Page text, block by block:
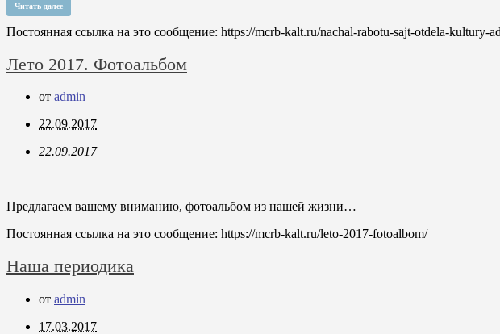
Читать далее
Постоянная ссылка на это сообщение: https://mcrb-kalt.ru/nachal-rabotu-sajt-otdela-kultury-
Лето 2017. Фотоальбом
от admin
22.09.2017
22.09.2017
Предлагаем вашему вниманию, фотоальбом из нашей жизни…
Постоянная ссылка на это сообщение: https://mcrb-kalt.ru/leto-2017-fotoalbom/
Наша периодика
от admin
17.03.2017